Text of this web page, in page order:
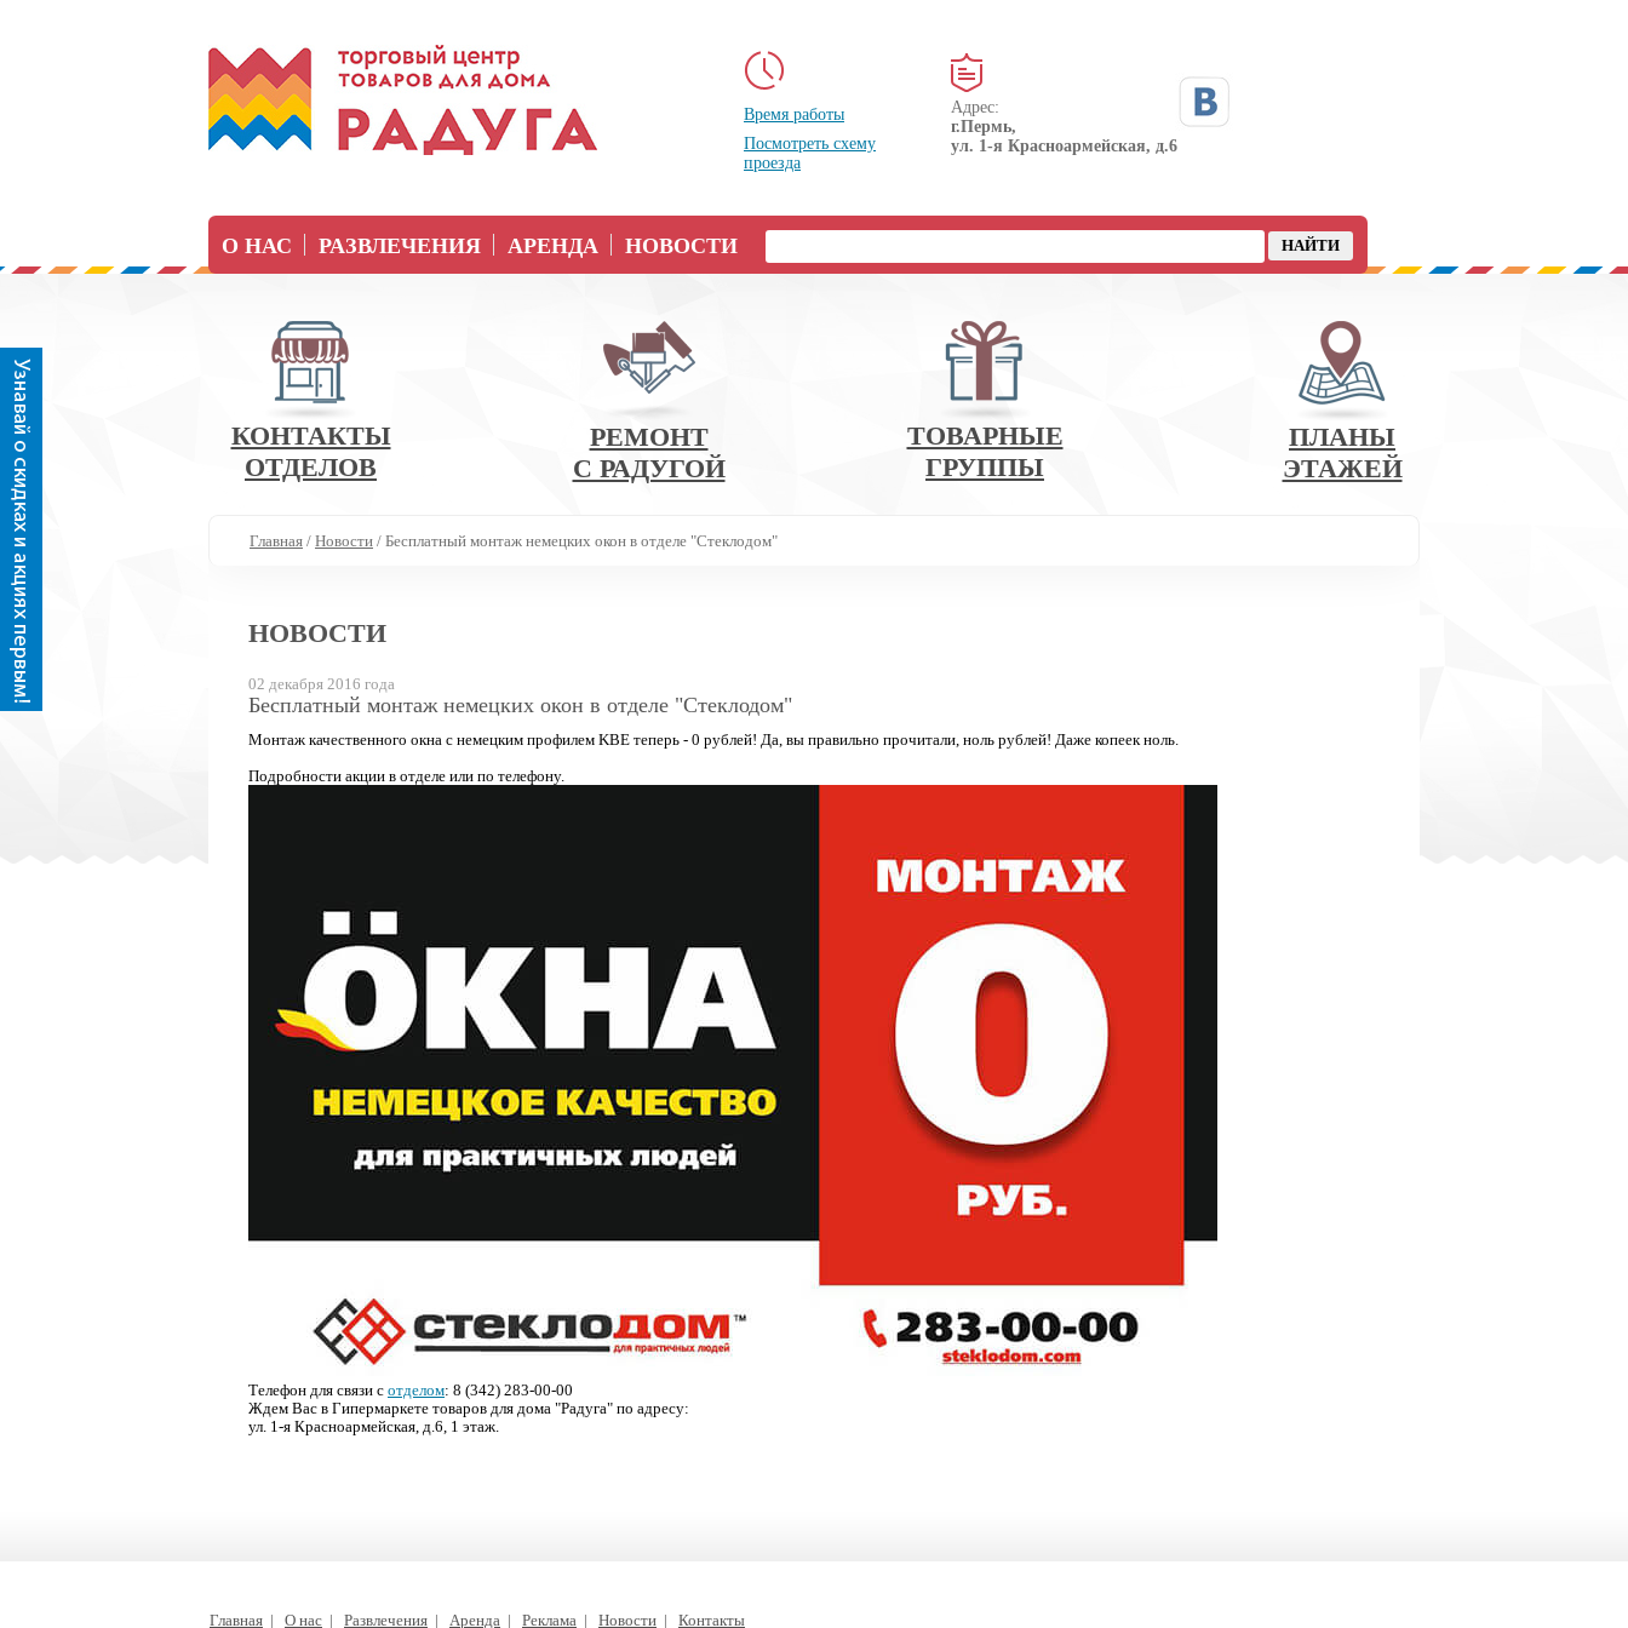
Время работы
Посмотреть схему
проезда
Адрес:
г.Пермь,
ул. 1-я Красноармейская, д.6
О НАС РАЗВЛЕЧЕНИЯ АРЕНДА НОВОСТИ
КОНТАКТЫ
ОТДЕЛОВ
РЕМОНТ
С РАДУГОЙ
ТОВАРНЫЕ
ГРУППЫ
ПЛАНЫ
ЭТАЖЕЙ
Главная / Новости / Бесплатный монтаж немецких окон в отделе "Стеклодом"
НОВОСТИ
02 декабря 2016 года
Бесплатный монтаж немецких окон в отделе "Стеклодом"
Монтаж качественного окна с немецким профилем KBE теперь - 0 рублей! Да, вы правильно прочитали, ноль рублей! Даже копеек ноль.
Подробности акции в отделе или по телефону.
Телефон для связи с отделом: 8 (342) 283-00-00
Ждем Вас в Гипермаркете товаров для дома "Радуга" по адресу:
ул. 1-я Красноармейская, д.6, 1 этаж.
Главная | О нас | Развлечения | Аренда | Реклама | Новости | Контакты